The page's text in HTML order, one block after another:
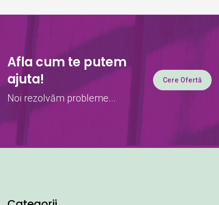
Afla cum te putem
ajuta!
Noi rezolvăm probleme...
Cere Ofertă